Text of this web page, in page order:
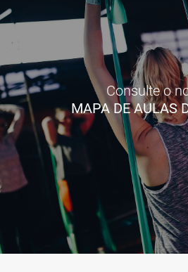
Consulte o
MAPA DE AULAS